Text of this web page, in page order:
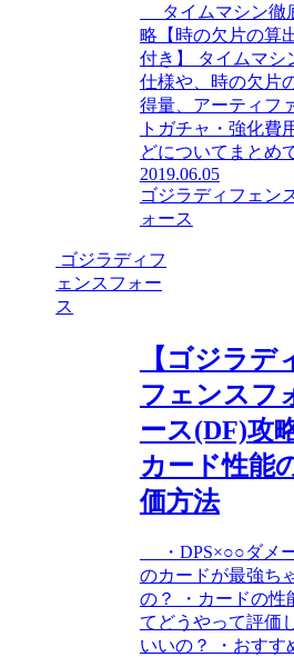
タイムマシン徹
略【時の欠片の算
付き】 タイムマシ
仕様や、時の欠片
得量、アーティフ
トガチャ・強化費
どについてまとめ
2019.06.05
ゴジラディフェン
ォース
ゴジラディフ
ェンスフォー
ス
【ゴジラデ
フェンスフ
ース(DF)攻略
カード性能
価方法
・DPS×○○ダメ
のカードが最強ち
の？ ・カードの性
てどうやって評価
いいの？ ・おすす